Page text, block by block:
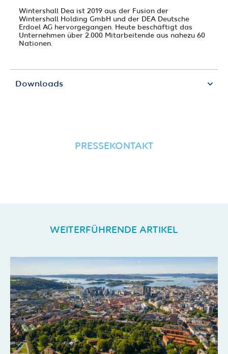
Wintershall Dea ist 2019 aus der Fusion der
Wintershall Holding GmbH und der DEA Deutsche
Erdoel AG hervorgegangen. Heute beschäftigt das
Unternehmen über 2.000 Mitarbeitende aus nahezu 60
Nationen.
Downloads
PRESSEKONTAKT
WEITERFÜHRENDE ARTIKEL